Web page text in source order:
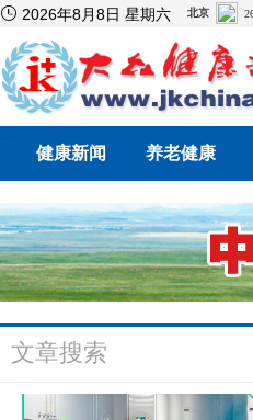
 2026年8月8日 星期六
健康新闻 养老健康
文章搜索